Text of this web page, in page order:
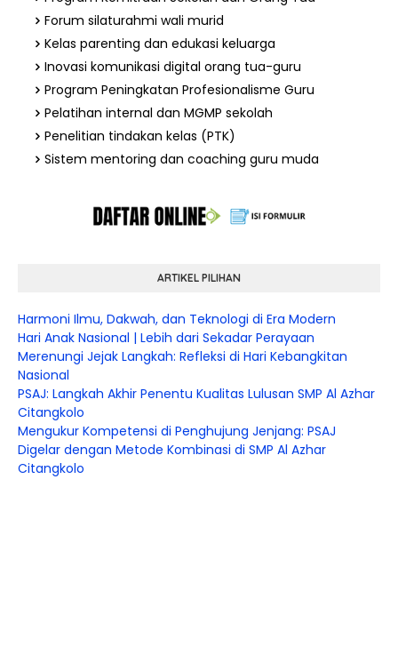
Forum silaturahmi wali murid
Kelas parenting dan edukasi keluarga
Inovasi komunikasi digital orang tua-guru
Program Peningkatan Profesionalisme Guru
Pelatihan internal dan MGMP sekolah
Penelitian tindakan kelas (PTK)
Sistem mentoring dan coaching guru muda
ARTIKEL PILIHAN
Harmoni Ilmu, Dakwah, dan Teknologi di Era Modern
Hari Anak Nasional | Lebih dari Sekadar Perayaan
Merenungi Jejak Langkah: Refleksi di Hari Kebangkitan
Nasional
PSAJ: Langkah Akhir Penentu Kualitas Lulusan SMP Al Azhar
Citangkolo
Mengukur Kompetensi di Penghujung Jenjang: PSAJ
Digelar dengan Metode Kombinasi di SMP Al Azhar
Citangkolo